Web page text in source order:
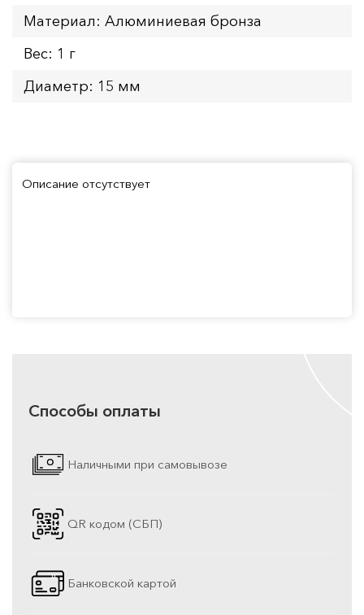
Материал: Алюминиевая бронза
Вес: 1 г
Диаметр: 15 мм
Описание отсутствует
Способы оплаты
Наличными при самовывозе
QR кодом (СБП)
Банковской картой